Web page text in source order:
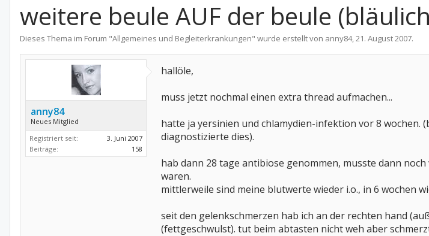
weitere beule AUF der beule
Dieses Thema im Forum "Allgemeines und Begleiterkrankungen" wurde erstellt von anny84,21. August 2007.
anny84
Neues Mitglied
Registriert seit:
3. Juni 2007
Beiträge:
158
hallöle,
muss jetzt nochmal einen extra thread aufmachen...
hatte ja yersinien und chlamydien-infektion vor 8
diagnostizierte dies).
hab dann 28 tage antibiose genommen, musste dann
waren.
mittlerweile sind meine blutwerte wieder i.o., in 6 wochen
seit den gelenkschmerzen hab ich an der rechten hand
(fettgeschwulst). tut beim abtasten nicht weh aber